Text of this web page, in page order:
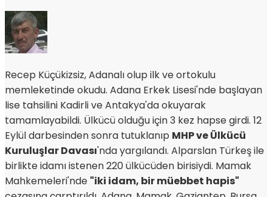
Recep Küçükizsiz, Adanalı olup ilk ve ortokulu
memleketinde okudu. Adana Erkek Lisesi'nde başlayan
lise tahsilini Kadirli ve Antakya'da okuyarak
tamamlayabildi. Ülkücü olduğu için 3 kez hapse girdi. 12
Eylül darbesinden sonra tutuklanıp MHP ve Ülkücü
Kuruluşlar Davası'nda yargılandı. Alparslan Türkeş ile
birlikte idamı istenen 220 ülkücüden birisiydi. Mamak
Mahkemeleri'nde "iki idam, bir müebbet hapis"